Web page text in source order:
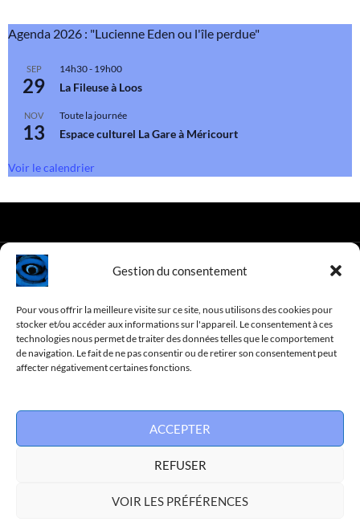
Gestion du consentement
Pour vous offrir la meilleure visite sur ce site, nous utilisons des cookies pour
stocker et/ou accéder aux informations sur l'appareil. Le consentement à ces
technologies nous permet de traiter des données telles que le comportement
de navigation. Le fait de ne pas consentir ou de retirer son consentement peut
affecter négativement certaines fonctions.
ACCEPTER
REFUSER
VOIR LES PRÉFÉRENCES
Agenda 2026 : "Lucienne Eden ou l'île perdue"
SEP
29
14h30- 19h00
La Fileuse à Loos
NOV
13
Toute la journée
Espace culturel La Gare à Méricourt
Voir le calendrier
COMPAGNIE HAUTBLIQUE, 2025
Mentions légales
Flux RSS des publications
Suivez la Compagnie Hautblique sur :
Facebook